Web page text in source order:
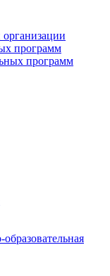
организации
программ
программ